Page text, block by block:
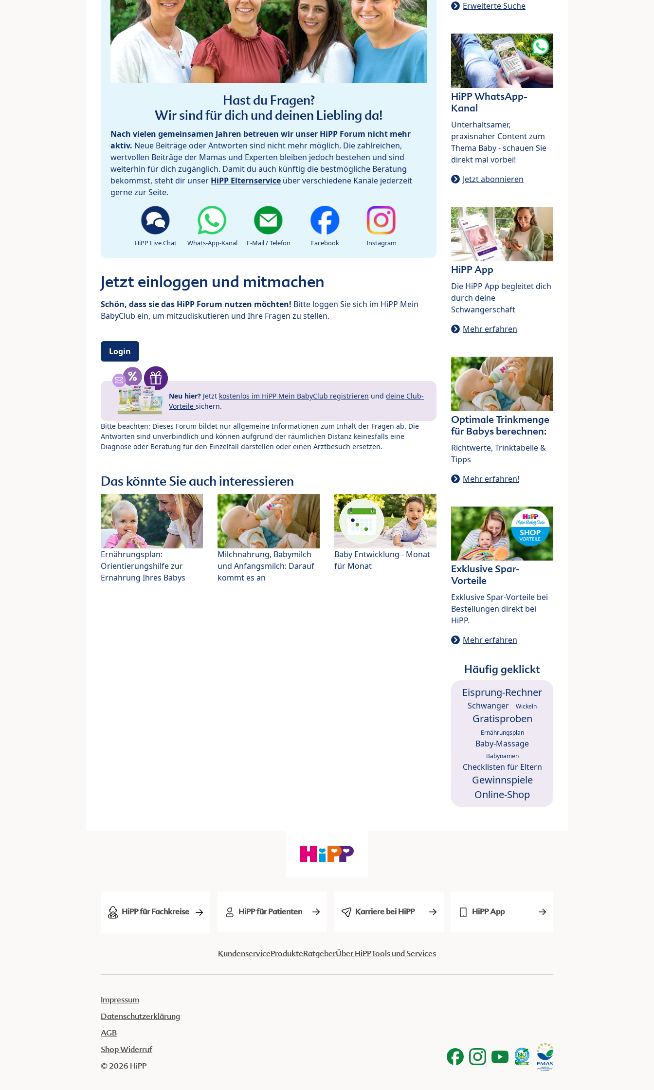
Hast du Fragen?
Wir sind für dich und deinen Liebling da!
Nach vielen gemeinsamen Jahren betreuen wir unser HiPP Forum nicht mehr
aktiv. Neue Beiträge oder Antworten sind nicht mehr möglich. Die zahlreichen,
wertvollen Beiträge der Mamas und Experten bleiben jedoch bestehen und sind
weiterhin für dich zugänglich. Damit du auch künftig die bestmögliche Beratung
bekommst, steht dir unser HiPP Elternservice über verschiedene Kanäle jederzeit
gerne zur Seite.
HiPP Live Chat Whats-App-Kanal E-Mail / Telefon Facebook Instagram
Jetzt einloggen und mitmachen
Schön, dass sie das HiPP Forum nutzen möchten! Bitte loggen Sie sich im HiPP Mein
BabyClub ein, um mitzudiskutieren und Ihre Fragen zu stellen.
Login
Neu hier? Jetzt kostenlos im HiPP Mein BabyClub registrieren und deine Club-
Vorteile sichern.
Bitte beachten: Dieses Forum bildet nur allgemeine Informationen zum Inhalt der Fragen ab. Die
Antworten sind unverbindlich und können aufgrund der räumlichen Distanz keinesfalls eine
Diagnose oder Beratung für den Einzelfall darstellen oder einen Arztbesuch ersetzen.
Das könnte Sie auch interessieren
Ernährungsplan:
Orientierungshilfe zur
Ernährung Ihres Babys
Milchnahrung, Babymilch
und Anfangsmilch: Darauf
kommt es an
Baby Entwicklung - Monat
für Monat
Erweiterte Suche
HiPP WhatsApp-
Kanal
Unterhaltsamer,
praxisnaher Content zum
Thema Baby - schauen Sie
direkt mal vorbei!
Jetzt abonnieren
HiPP App
Die HiPP App begleitet dich
durch deine
Schwangerschaft
Mehr erfahren
Optimale Trinkmenge
für Babys berechnen:
Richtwerte, Trinktabelle &
Tipps
Mehr erfahren!
Exklusive Spar-
Vorteile
Exklusive Spar-Vorteile bei
Bestellungen direkt bei
HiPP.
Mehr erfahren
Häufig geklickt
Eisprung-Rechner
Schwanger Wickeln
Gratisproben
Ernährungsplan
Baby-Massage
Babynamen
Checklisten für Eltern
Gewinnspiele
Online-Shop
HiPP für Fachkreise HiPP für Patienten Karriere bei HiPP HiPP App
KundenserviceProdukteRatgeberÜber HiPPTools und Services
Impressum
Datenschutzerklärung
AGB
Shop Widerruf
© 2026 HiPP